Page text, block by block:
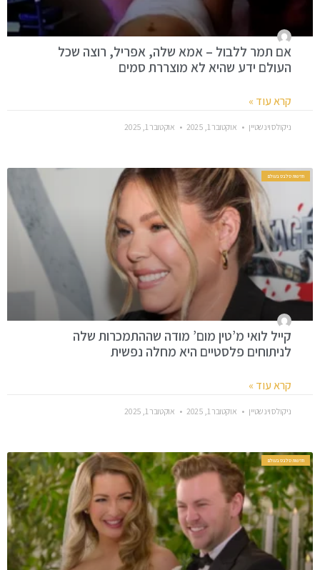
אם תמר ללבול – אמא שלה, אפריל, רוצה שכל
העולם ידע שהיא לא מוצררת סמים
קרא עוד »
ניקולס וינשטיין אוקטובר 1, 2025 אוקטובר 1, 2025
חדשות סלבס בעולם
קייל לואי מ’טין מום’ מודה שההתמכרות שלה
לניתוחים פלסטיים היא מחלה נפשית
קרא עוד »
ניקולס וינשטיין אוקטובר 1, 2025 אוקטובר 1, 2025
חדשות סלבס בעולם